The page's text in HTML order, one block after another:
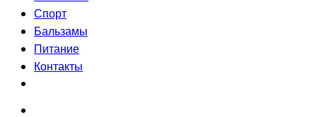
Спорт
Бальзамы
Питание
Контакты